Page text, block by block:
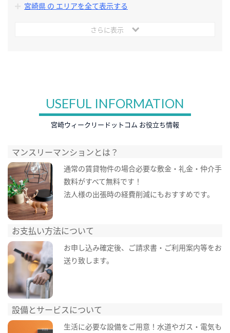
宮崎県 の エリアを全て表示する
さらに表示
USEFUL INFORMATION
宮崎ウィークリードットコム お役立ち情報
マンスリーマンションとは？
通常の賃貸物件の場合必要な敷金・礼金・仲介手
数料がすべて無料です！
法人様の出張時の経費削減にもおすすめです。
お支払い方法について
お申し込み確定後、ご請求書・ご利用案内等をお
送り致します。
設備とサービスについて
生活に必要な設備をご用意！水道やガス・電気も